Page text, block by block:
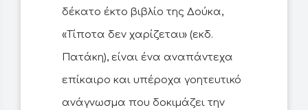
δέκατο έκτο βιβλίο της Δούκα,
«Τίποτα δεν χαρίζεται» (εκδ.
Πατάκη), είναι ένα αναπάντεχα
επίκαιρο και υπέροχα γοητευτικό
ανάγνωσμα που δοκιμάζει την